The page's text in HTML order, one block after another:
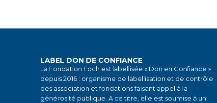
LABEL DON DE CONFIANCE
La Fondation Foch est labellisée « Don en Confiance »
depuis 2016 : organisme de labellisation et de contrôle
des association et fondations faisant appel à la
générosité publique. A ce titre, elle est soumise à un